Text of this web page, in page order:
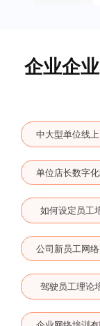
企业企
中大型单位线
单位店长数字
如何设定员工
公司新员工网
驾驶员工理论